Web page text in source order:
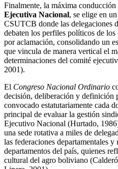
Finalmente, la máxima
Ejecutiva Nacional, se elige en
CSUTCB donde las delegaciones
debaten los perfiles políticos de
por aclamación, consolidando un
que vincula de manera vertical el
determinaciones del comité
2001).
El Congreso Nacional Ordinario
decisión, deliberación y definición
convocado estatutariamente cada
principal de evaluar la gestión
Ejecutivo Nacional (Hurtado,
una sede rotativa a miles de
las federaciones departamentales
departamentos del país, quienes
cultural del agro boliviano